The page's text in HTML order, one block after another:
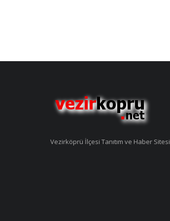
Vezirköprü İlçesi Tanıtım ve Haber Sitesi